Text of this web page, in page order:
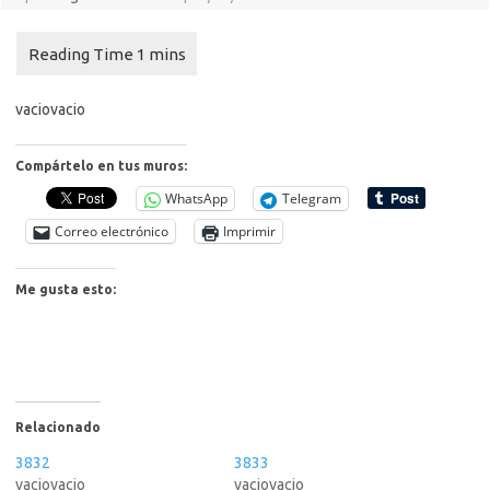
vaciovacio
Compártelo en tus muros:
WhatsApp
Telegram
Correo electrónico
Imprimir
Me gusta esto:
Relacionado
3832
vaciovacio
3833
vaciovacio